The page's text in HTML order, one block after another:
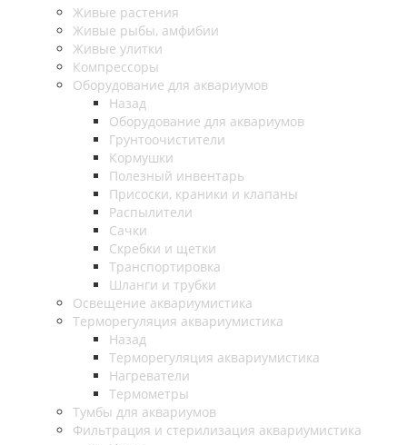
Живые растения
Живые рыбы, амфибии
Живые улитки
Компрессоры
Оборудование для аквариумов
Назад
Оборудование для аквариумов
Грунтоочистители
Кормушки
Полезный инвентарь
Присоски, краники и клапаны
Распылители
Сачки
Скребки и щетки
Транспортировка
Шланги и трубки
Освещение аквариумистика
Терморегуляция аквариумистика
Назад
Терморегуляция аквариумистика
Нагреватели
Термометры
Тумбы для аквариумов
Фильтрация и стерилизация аквариумистика